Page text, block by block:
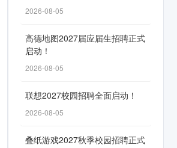
2026-08-05
高德地图2027届应届生招聘正式
启动！
2026-08-05
联想2027校园招聘全面启动！
2026-08-05
叠纸游戏2027秋季校园招聘正式